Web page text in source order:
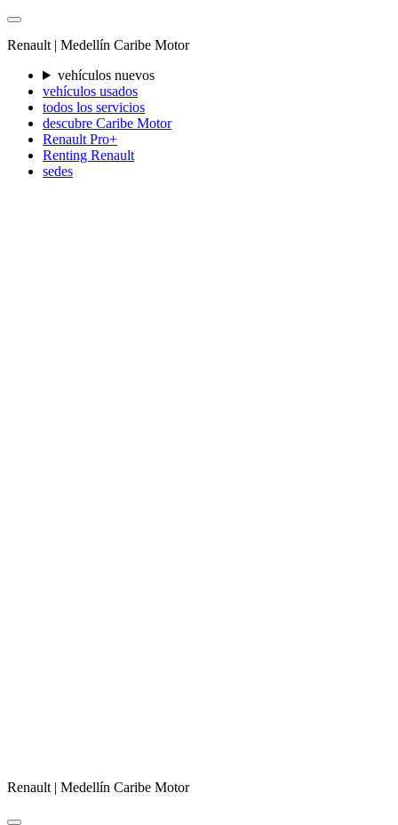
Renault | Medellín Caribe Motor
vehículos nuevos
vehículos usados
todos los servicios
descubre Caribe Motor
Renault Pro+
Renting Renault
sedes
Renault | Medellín Caribe Motor